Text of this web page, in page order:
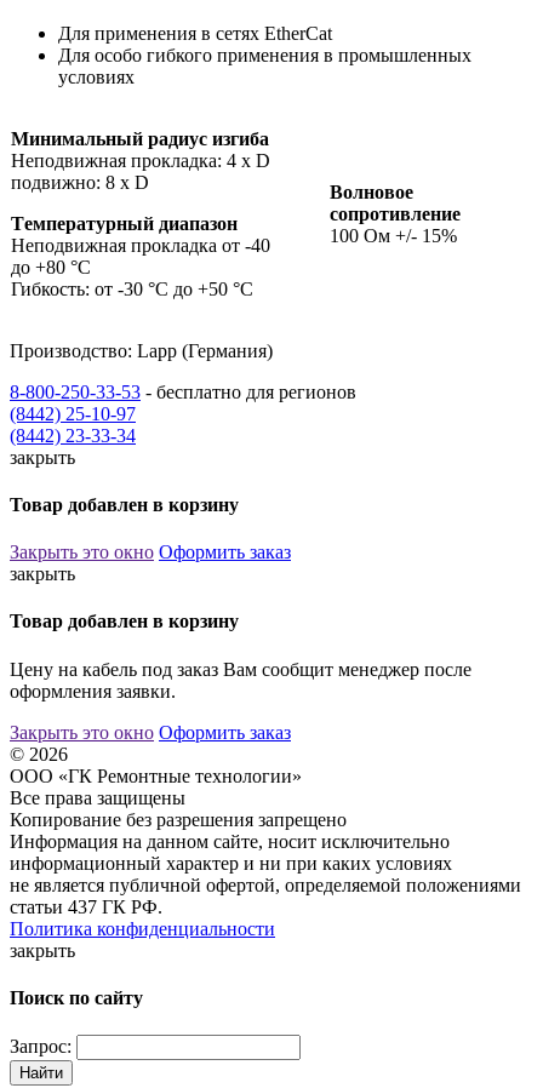
Для применения в сетях EtherCat
Для особо гибкого применения в промышленных
условиях
Минимальный радиус изгиба
Неподвижная прокладка: 4 х D
подвижно: 8 x D
Tемпературный диапазон
Неподвижная прокладка от -40
до +80 °C
Гибкость: от -30 °C до +50 °C
Волновое
сопротивление
100 Ом +/- 15%
Производство: Lapp (Германия)
8-800-250-33-53 - бесплатно для регионов
(8442) 25-10-97
(8442) 23-33-34
закрыть
Товар добавлен в корзину
Закрыть это окно Оформить заказ
закрыть
Товар добавлен в корзину
Цену на кабель под заказ Вам сообщит менеджер после
оформления заявки.
Закрыть это окно Оформить заказ
© 2026
ООО «ГК Ремонтные технологии»
Все права защищены
Копирование без разрешения запрещено
Информация на данном сайте, носит исключительно
информационный характер и ни при каких условиях
не является публичной офертой, определяемой положениями
статьи 437 ГК РФ.
Политика конфиденциальности
закрыть
Поиск по сайту
Запрос:
Найти